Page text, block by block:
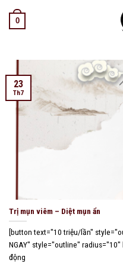
Skip
0
Trị mụn viêm – Diệt mụn ẩn
[button text="10 triệu/lần"
NGAY" style="outline"
động
23
Th7